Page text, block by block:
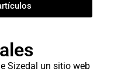
Sizedal un sitio web